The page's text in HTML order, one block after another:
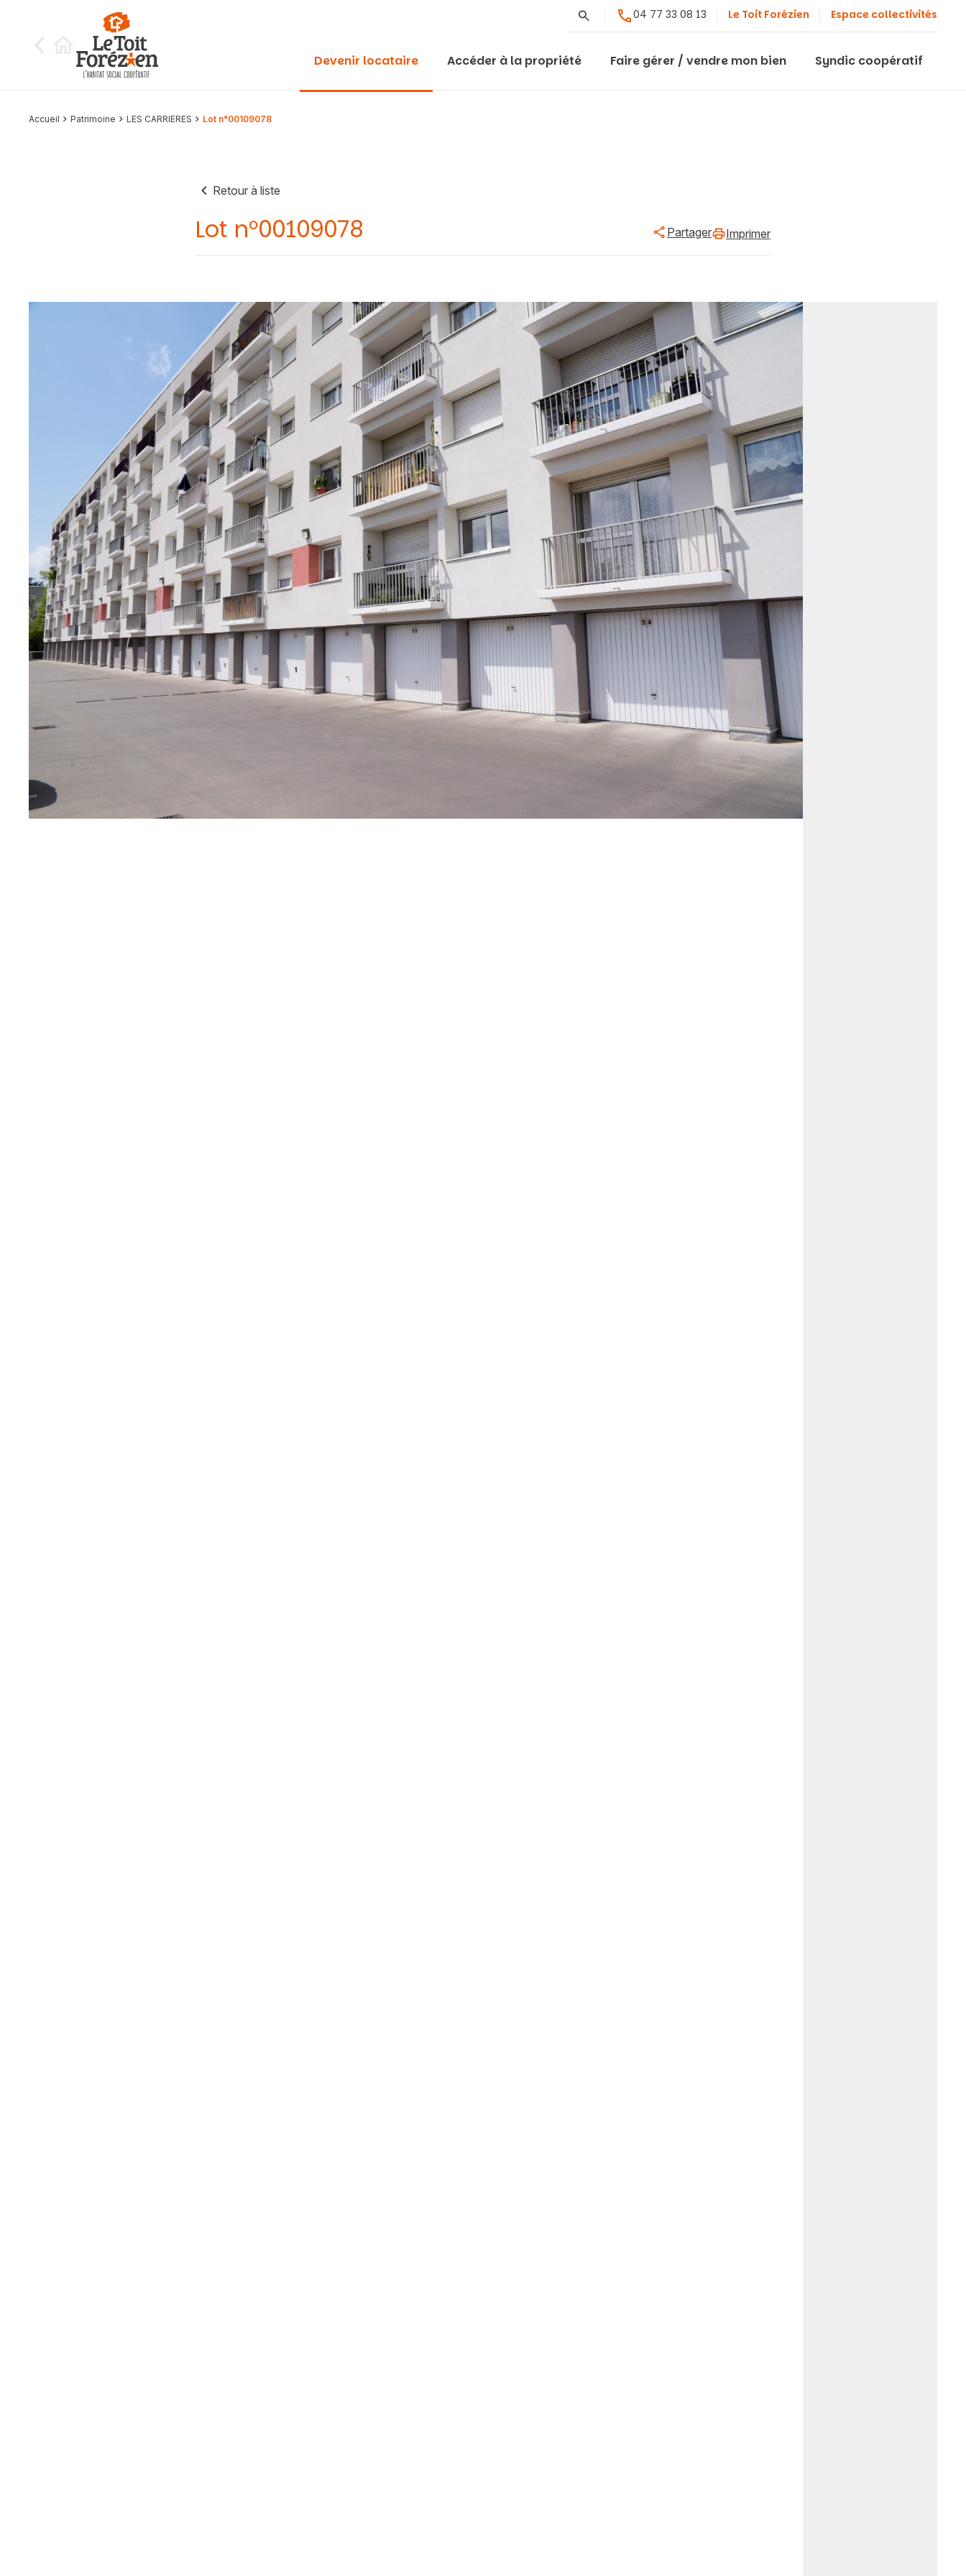
Rechercher04 77 33 08 13 Le Toit Forézien Espace collectivités
Devenir locataire Accéder à la propriété Faire gérer / vendre mon bien Syndic coopératif
Accueil Patrimoine LES CARRIERES Lot n°00109078
Retour à liste
Lot n°00109078 Partager Imprimer